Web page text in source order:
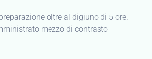
oltre al digiuno di 5 ore.
mezzo di contrasto